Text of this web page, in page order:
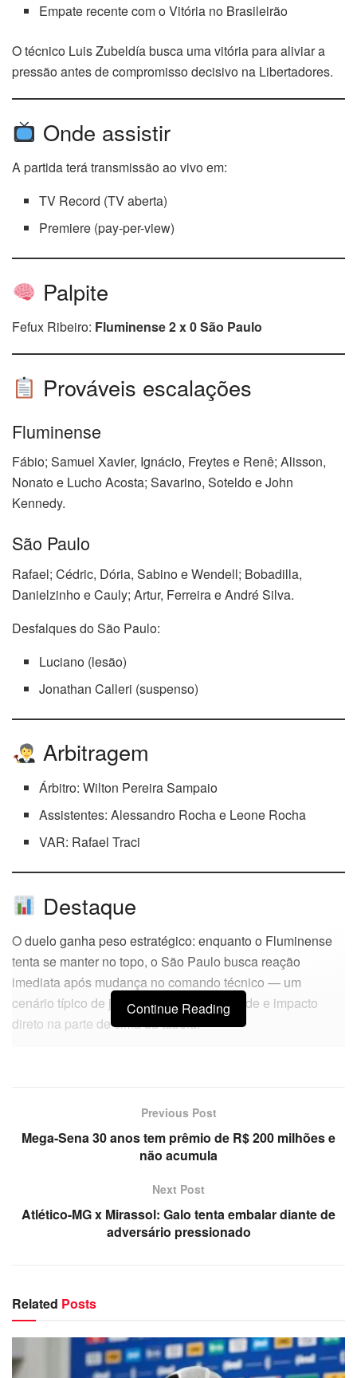
Empate recente com o Vitória no Brasileirão
O técnico Luis Zubeldía busca uma vitória para aliviar a
pressão antes de compromisso decisivo na Libertadores.
Onde assistir
A partida terá transmissão ao vivo em:
TV Record (TV aberta)
Premiere (pay-per-view)
Palpite
Fefux Ribeiro: Fluminense 2 x 0 São Paulo
Prováveis escalações
Fluminense
Fábio; Samuel Xavier, Ignácio, Freytes e Renê; Alisson,
Nonato e Lucho Acosta; Savarino, Soteldo e John
Kennedy.
São Paulo
Rafael; Cédric, Dória, Sabino e Wendell; Bobadilla,
Danielzinho e Cauly; Artur, Ferreira e André Silva.
Desfalques do São Paulo:
Luciano (lesão)
Jonathan Calleri (suspenso)
Arbitragem
Árbitro: Wilton Pereira Sampaio
Assistentes: Alessandro Rocha e Leone Rocha
VAR: Rafael Traci
Destaque
O duelo ganha peso estratégico: enquanto o Fluminense
tenta se manter no topo, o São Paulo busca reação
imediata após mudança no comando técnico — um
cenário típico de jogos com alta intensidade e impacto
direto na parte de cima da tabela.
Continue Reading
Previous Post
Mega-Sena 30 anos tem prêmio de R$ 200 milhões e
não acumula
Next Post
Atlético-MG x Mirassol: Galo tenta embalar diante de
adversário pressionado
Related Posts